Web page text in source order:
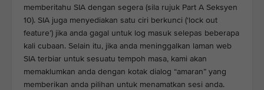
memberitahu SIA dengan segera (sila rujuk Part A Seksyen
10). SIA juga menyediakan satu ciri berkunci (‘lock out
feature’) jika anda gagal untuk log masuk selepas beberapa
kali cubaan. Selain itu, jika anda meninggalkan laman web
SIA terbiar untuk sesuatu tempoh masa, kami akan
memaklumkan anda dengan kotak dialog “amaran” yang
memberikan anda pilihan untuk menamatkan sesi anda.